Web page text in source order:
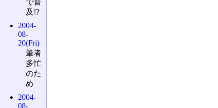
で普
及!?
2004-
08-
20(Fri)
筆者
多忙
のた
め
2004-
08-